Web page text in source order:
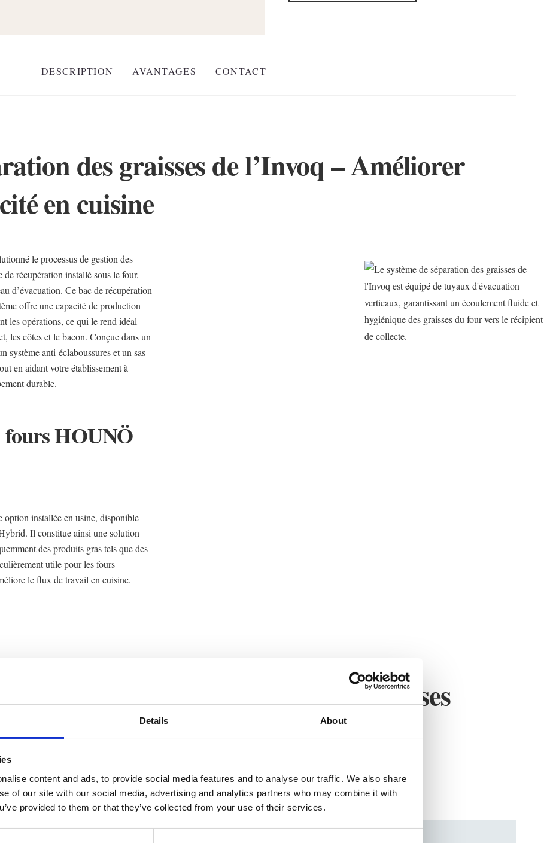
Details About
content and ads, to provide social media features and to analyse our traffic. We also share
of our site with our social media, advertising and analytics partners who may combine it with
provided to them or that they’ve collected from your use of their services.
DESCRIPTION AVANTAGES CONTACT
des graisses de l’Invoq – Améliorer
en cuisine
le processus de gestion des
de récupération installé sous le four,
d’évacuation. Ce bac de récupération
offre une capacité de production
les opérations, ce qui le rend idéal
les côtes et le bacon. Conçue dans un
système anti-éclaboussures et un sas
en aidant votre établissement à
durable.
fours HOUNÖ
option installée en usine, disponible
Il constitue ainsi une solution
des produits gras tels que des
utile pour les fours
le flux de travail en cuisine.
du système de séparation des graisses